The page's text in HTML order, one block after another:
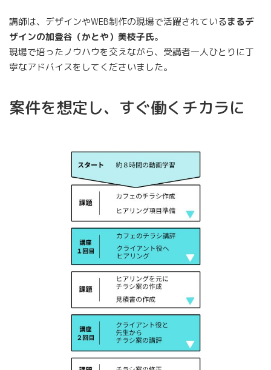
講師は、デザインやWEB制作の現場で活躍されているまるデ
ザインの加登谷（かとや）美枝子氏。
現場で培ったノウハウを交えながら、受講者一人ひとりに丁
寧なアドバイスをしてくださいました。
案件を想定し、すぐ働くチカラに